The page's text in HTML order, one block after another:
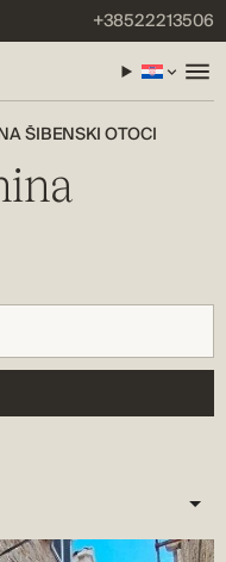
+38522213506
ŠIBENSKI OTOCI